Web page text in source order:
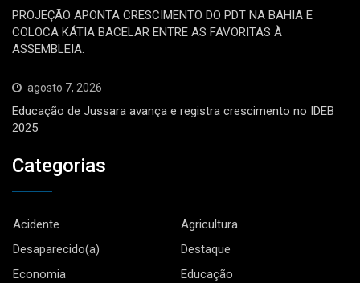
PROJEÇÃO APONTA CRESCIMENTO DO PDT NA BAHIA E
COLOCA KÁTIA BACELAR ENTRE AS FAVORITAS À
ASSEMBLEIA.
agosto 7, 2026
Educação de Jussara avança e registra crescimento no IDEB
2025
Categorias
Acidente
Agricultura
Desaparecido(a)
Destaque
Economia
Educação